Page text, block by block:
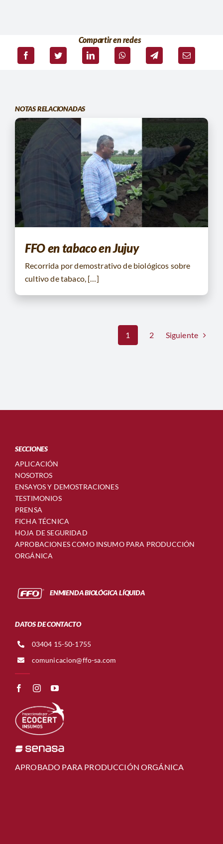
Compartir en redes
NOTAS RELACIONADAS
FFO en tabaco en Jujuy
Recorrida por demostrativo de biológicos sobre
cultivo de tabaco, […]
1 2 Siguiente
SECCIONES
APLICACIÓN
NOSOTROS
ENSAYOS Y DEMOSTRACIONES
TESTIMONIOS
PRENSA
FICHA TÉCNICA
HOJA DE SEGURIDAD
APROBACIONES COMO INSUMO PARA PRODUCCIÓN
ORGÁNICA
ENMIENDA BIOLÓGICA LÍQUIDA
DATOS DE CONTACTO
03404 15-50-1755
comunicacion@ffo-sa.com
APROBADO PARA PRODUCCIÓN ORGÁNICA